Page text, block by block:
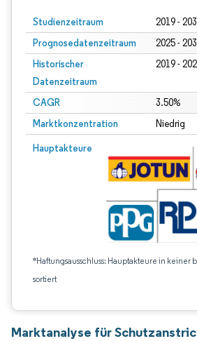
Studienzeitraum 2019 -
Prognosedatenzeitraum 2025 -
Historischer
Datenzeitraum
2019 -
CAGR 3.50%
Marktkonzentration Niedrig
Hauptakteure
*Haftungsausschluss: Hauptakteure in keiner
sortiert
Marktanalyse für